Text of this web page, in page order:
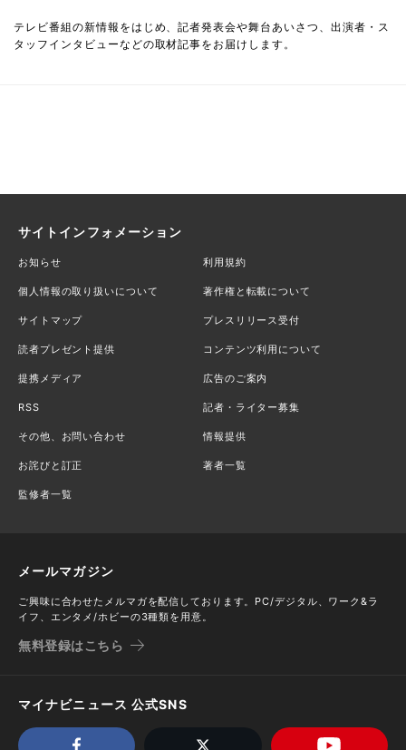
テレビ番組の新情報をはじめ、記者発表会や舞台あいさつ、出演者・ス
タッフインタビューなどの取材記事をお届けします。
サイトインフォメーション
お知らせ 利用規約
個人情報の取り扱いについて 著作権と転載について
サイトマップ プレスリリース受付
読者プレゼント提供 コンテンツ利用について
提携メディア 広告のご案内
RSS 記者・ライター募集
その他、お問い合わせ 情報提供
お詫びと訂正 著者一覧
監修者一覧
メールマガジン
ご興味に合わせたメルマガを配信しております。PC/デジタル、ワーク&ラ
イフ、エンタメ/ホビーの3種類を用意。
無料登録はこちら
マイナビニュース 公式SNS